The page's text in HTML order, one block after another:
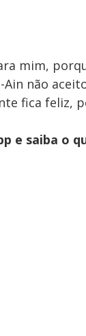
mim,
não
fica feliz,
e saiba o